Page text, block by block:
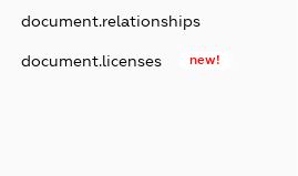
document.relationships
document.licenses new!